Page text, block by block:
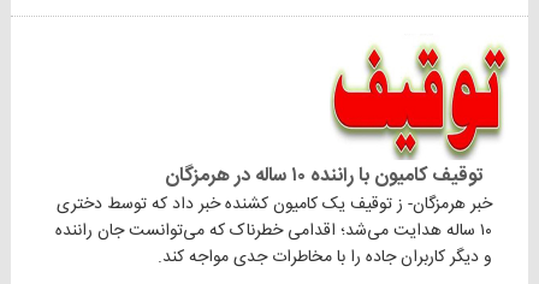
توقیف کامیون با راننده ۱۰ ساله در هرمزگان
خبر هرمزگان- ز توقیف یک کامیون کشنده خبر داد که توسط دختری
۱۰ ساله هدایت می‌شد؛ اقدامی خطرناک که می‌توانست جان راننده
و دیگر کاربران جاده را با مخاطرات جدی مواجه کند.